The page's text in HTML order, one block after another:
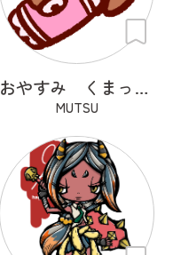
おやすみ くまっくら
MUTSU